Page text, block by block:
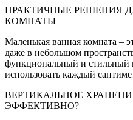
ПРАКТИЧНЫЕ РЕШЕНИЯ
КОМНАТЫ
Маленькая ванная комната –
даже в небольшом
функциональный и стильный
использовать каждый
ВЕРТИКАЛЬНОЕ
ЭФФЕКТИВНО?